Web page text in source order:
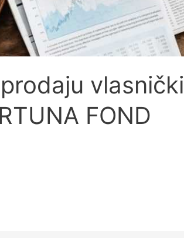
FOND